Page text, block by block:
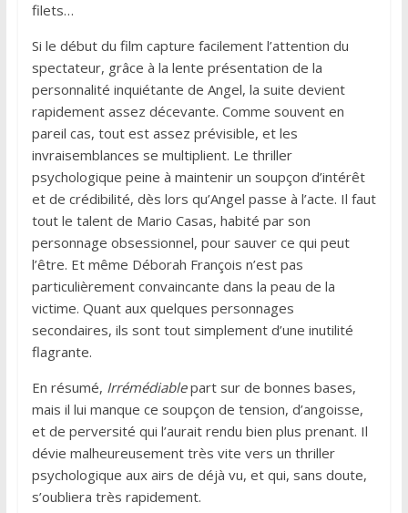
filets…
Si le début du film capture facilement l’attention du
spectateur, grâce à la lente présentation de la
personnalité inquiétante de Angel, la suite devient
rapidement assez décevante. Comme souvent en
pareil cas, tout est assez prévisible, et les
invraisemblances se multiplient. Le thriller
psychologique peine à maintenir un soupçon d’intérêt
et de crédibilité, dès lors qu’Angel passe à l’acte. Il faut
tout le talent de Mario Casas, habité par son
personnage obsessionnel, pour sauver ce qui peut
l’être. Et même Déborah François n’est pas
particulièrement convaincante dans la peau de la
victime. Quant aux quelques personnages
secondaires, ils sont tout simplement d’une inutilité
flagrante.
En résumé, Irrémédiablepart sur de bonnes bases,
mais il lui manque ce soupçon de tension, d’angoisse,
et de perversité qui l’aurait rendu bien plus prenant. Il
dévie malheureusement très vite vers un thriller
psychologique aux airs de déjà vu, et qui, sans doute,
s’oubliera très rapidement.